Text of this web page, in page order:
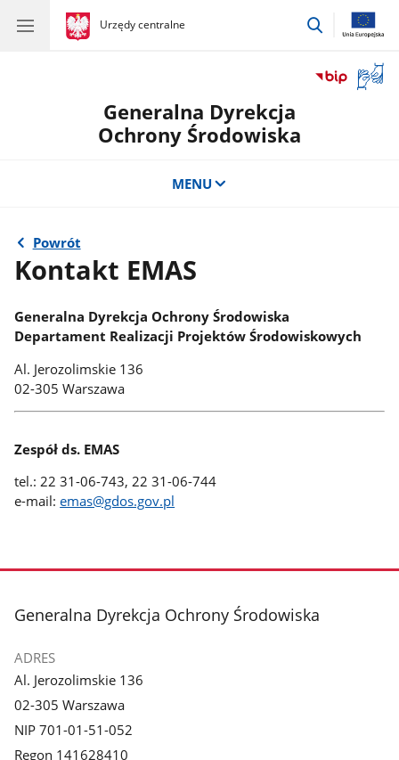
gov.pl
Urzędy centralne
gov.pl
Urzędy
przejdź
okno
Generalna Dyrekcja
Ochrony Środowiska
MENU
Powrót
Kontakt EMAS
Generalna Dyrekcja Ochrony Środowiska
Departament Realizacji Projektów Środowiskowych
Al. Jerozolimskie 136
02-305 Warszawa
Zespół ds. EMAS
tel.: 22 31-06-743, 22 31-06-744
e-mail:emas@gdos.gov.pl
stopka
Generalna Dyrekcja Ochrony Środowiska
ADRES
Al. Jerozolimskie 136
02-305 Warszawa
NIP 701-01-51-052
Regon 141628410